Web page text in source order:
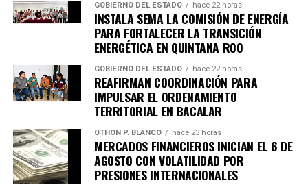
GOBIERNO DEL ESTADO hace 22 horas
INSTALA SEMA LA COMISIÓN DE ENERGÍA
PARA FORTALECER LA TRANSICIÓN
ENERGÉTICA EN QUINTANA ROO
GOBIERNO DEL ESTADO hace 22 horas
REAFIRMAN COORDINACIÓN PARA
IMPULSAR EL ORDENAMIENTO
TERRITORIAL EN BACALAR
OTHON P. BLANCO hace 23 horas
MERCADOS FINANCIEROS INICIAN EL 6 DE
AGOSTO CON VOLATILIDAD POR
PRESIONES INTERNACIONALES